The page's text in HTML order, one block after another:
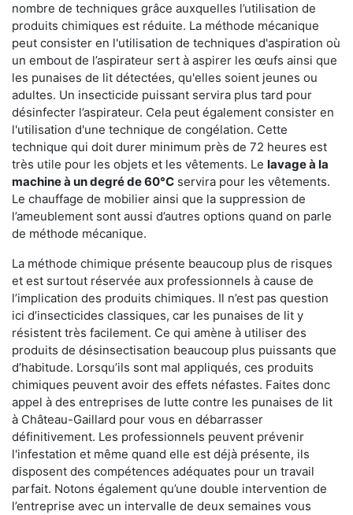
nombre de techniques grâce auxquelles l’utilisation de
produits chimiques est réduite. La méthode mécanique
peut consister en l'utilisation de techniques d'aspiration où
un embout de l’aspirateur sert à aspirer les œufs ainsi que
les punaises de lit détectées, qu'elles soient jeunes ou
adultes. Un insecticide puissant servira plus tard pour
désinfecter l’aspirateur. Cela peut également consister en
l'utilisation d'une technique de congélation. Cette
technique qui doit durer minimum près de 72 heures est
très utile pour les objets et les vêtements. Le lavage à la
machine à un degré de 60°C servira pour les vêtements.
Le chauffage de mobilier ainsi que la suppression de
l’ameublement sont aussi d’autres options quand on parle
de méthode mécanique.
La méthode chimique présente beaucoup plus de risques
et est surtout réservée aux professionnels à cause de
l’implication des produits chimiques. Il n’est pas question
ici d’insecticides classiques, car les punaises de lit y
résistent très facilement. Ce qui amène à utiliser des
produits de désinsectisation beaucoup plus puissants que
d’habitude. Lorsqu’ils sont mal appliqués, ces produits
chimiques peuvent avoir des effets néfastes. Faites donc
appel à des entreprises de lutte contre les punaises de lit
à Château-Gaillard pour vous en débarrasser
définitivement. Les professionnels peuvent prévenir
l'infestation et même quand elle est déjà présente, ils
disposent des compétences adéquates pour un travail
parfait. Notons également qu’une double intervention de
l’entreprise avec un intervalle de deux semaines vous